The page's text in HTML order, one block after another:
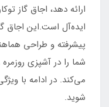
ایده‌آل است.این اجاق
پیشرفته و طراحی
شما را در آشپزی
می‌کند. در ادامه با
شوید.